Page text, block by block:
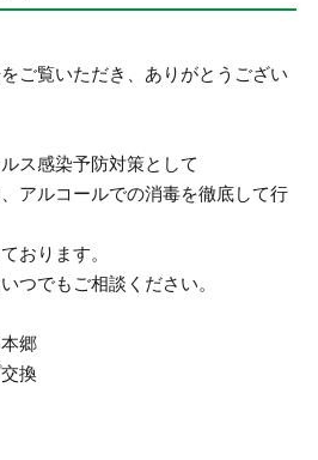
ご覧いただき、ありがとうござい
ス感染予防対策として
アルコールでの消毒を徹底して行
おります。
つでもご相談ください。
郷
換